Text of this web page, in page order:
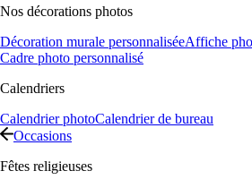
Nos décorations photos
Décoration murale personnaliséeAffiche
Cadre photo personnalisé
Calendriers
Calendrier photoCalendrier de bureau
Occasions
Fêtes religieuses